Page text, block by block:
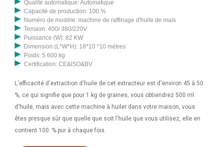
Qualité automatique: Automatique
Capacité de production: 100 %
Numéro de modèle: machine de raffinage d'huile de maïs
Tension: 400/ 380/220V
Puissance (W): 82 KW
Dimension (L*W*H): 18*10 *10 mètres
Poids: 5 600 kg
Certification: CE&ISO&BV
L'efficacité d'extraction d'huile de cet extracteur est d'environ 45 à 50
%, ce qui signifie que pour 1 kg de graines, vous obtiendrez 500 ml
d'huile, mais avec cette machine à huiler dans votre maison, vous
êtes presque sûr que quelle que soit l'huile que vous utilisez, elle en
contient 100. % pur à chaque fois.